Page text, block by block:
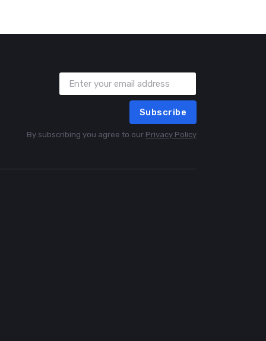
Subscribe
By subscribing you agree to our Privacy Policy